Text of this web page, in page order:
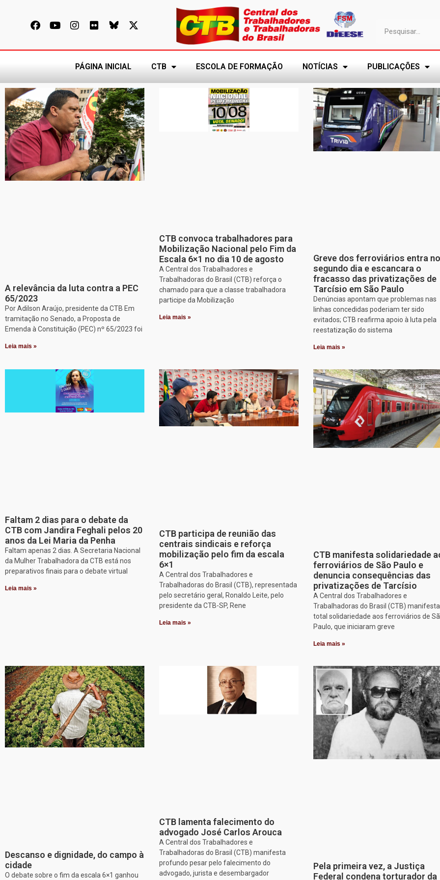
PÁGINA INICIAL CTB ESCOLA DE FORMAÇÃO NOTÍCIAS PUBLICAÇÕES
A relevância da luta contra a PEC
65/2023
Por Adilson Araújo, presidente da CTB Em
tramitação no Senado, a Proposta de
Emenda à Constituição (PEC) nº 65/2023 foi
Leia mais »
CTB convoca trabalhadores para
Mobilização Nacional pelo Fim da
Escala 6×1 no dia 10 de agosto
A Central dos Trabalhadores e
Trabalhadoras do Brasil (CTB) reforça o
chamado para que a classe trabalhadora
participe da Mobilização
Leia mais »
Greve dos ferroviários entra no
segundo dia e escancara o
fracasso das privatizações de
Tarcísio em São Paulo
Denúncias apontam que problemas nas
linhas concedidas poderiam ter sido
evitados; CTB reafirma apoio à luta pela
reestatização do sistema
Leia mais »
Faltam 2 dias para o debate da
CTB com Jandira Feghali pelos 20
anos da Lei Maria da Penha
Faltam apenas 2 dias. A Secretaria Nacional
da Mulher Trabalhadora da CTB está nos
preparativos finais para o debate virtual
Leia mais »
CTB participa de reunião das
centrais sindicais e reforça
mobilização pelo fim da escala
6×1
A Central dos Trabalhadores e
Trabalhadoras do Brasil (CTB), representada
pelo secretário geral, Ronaldo Leite, pelo
presidente da CTB-SP, Rene
Leia mais »
CTB manifesta solidariedade
ferroviários de São Paulo e
denuncia consequências das
privatizações de Tarcísio
A Central dos Trabalhadores e
Trabalhadoras do Brasil (CTB) manifesta
total solidariedade aos ferroviários de
Paulo, que iniciaram greve
Leia mais »
Descanso e dignidade, do campo à
cidade
O debate sobre o fim da escala 6×1 ganhou
CTB lamenta falecimento do
advogado José Carlos Arouca
A Central dos Trabalhadores e
Trabalhadoras do Brasil (CTB) manifesta
profundo pesar pelo falecimento do
advogado, jurista e desembargador
Pela primeira vez, a Justiça
Federal condena torturador da